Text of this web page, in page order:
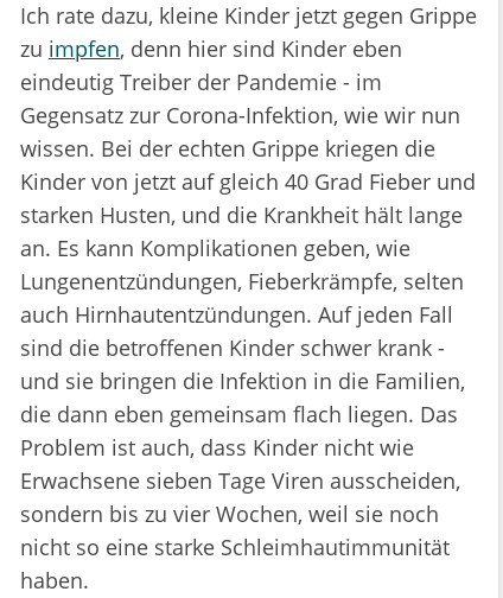
Ich rate dazu, kleine Kinder jetzt gegen Grippe
zu impfen, denn hier sind Kinder eben
eindeutig Treiber der Pandemie - im
Gegensatz zur Corona-Infektion, wie wir nun
wissen. Bei der echten Grippe kriegen die
Kinder von jetzt auf gleich 40 Grad Fieber und
starken Husten, und die Krankheit hält lange
an. Es kann Komplikationen geben, wie
Lungenentzündungen, Fieberkrämpfe, selten
auch Hirnhautentzündungen. Auf jeden Fall
sind die betroffenen Kinder schwer krank -
und sie bringen die Infektion in die Familien,
die dann eben gemeinsam flach liegen. Das
Problem ist auch, dass Kinder nicht wie
Erwachsene sieben Tage Viren ausscheiden,
sondern bis zu vier Wochen, weil sie noch
nicht so eine starke Schleimhautimmunität
haben.